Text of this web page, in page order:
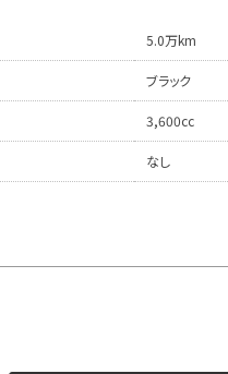
5.0万km
ブラック
3,600cc
なし